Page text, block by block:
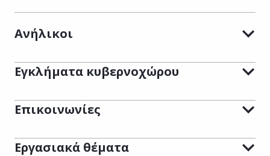
Ανήλικοι
Εγκλήματα κυβερνοχώρου
Επικοινωνίες
Εργασιακά θέματα